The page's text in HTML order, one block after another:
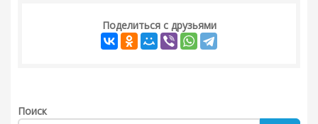
Поделиться с друзьями
Поиск